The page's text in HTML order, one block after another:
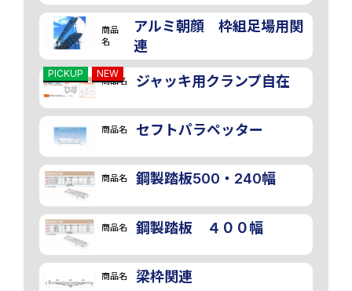
商品
名
アルミ朝顔 枠組足場用関
連
PICKUP NEW
商品名 ジャッキ用クランプ自在
商品名 セフトパラペッター
商品名 鋼製踏板500・240幅
商品名 鋼製踏板 ４００幅
商品名 梁枠関連